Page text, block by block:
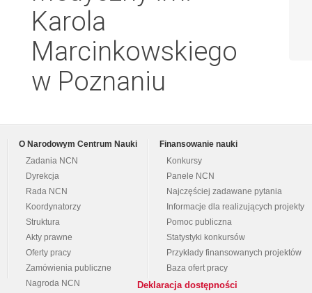
Karola
Marcinkowskiego
w Poznaniu
O Narodowym Centrum Nauki
Zadania NCN
Dyrekcja
Rada NCN
Koordynatorzy
Struktura
Akty prawne
Oferty pracy
Zamówienia publiczne
Nagroda NCN
Finansowanie nauki
Konkursy
Panele NCN
Najczęściej zadawane pytania
Informacje dla realizujących projekty
Pomoc publiczna
Statystyki konkursów
Przykłady finansowanych projektów
Baza ofert pracy
Deklaracja dostępności